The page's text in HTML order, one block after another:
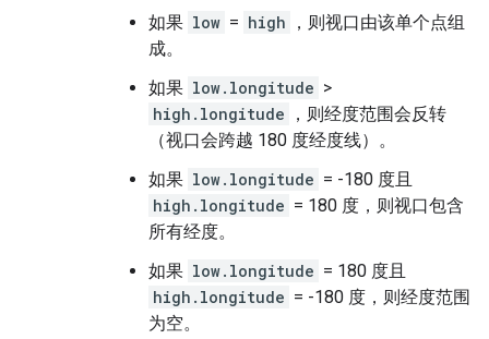
如果 low = high
，则视口由该单个点组
成。
如果 low.longitude >
high.longitude
，则经度范围会反转
（视口会跨越 180 度经度线）。
如果 low.longitude = -180 度且
high.longitude = 180 度，则视口包含
所有经度。
如果 low.longitude = 180 度且
high.longitude = -180 度，则经度范围
为空。